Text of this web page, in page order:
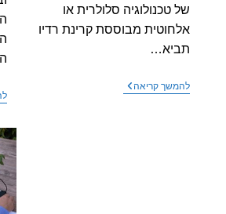
של טכנולוגיה סלולרית או
אלחוטית מבוססת קרינת רדיו
תביא…
להמשך קריאהשר